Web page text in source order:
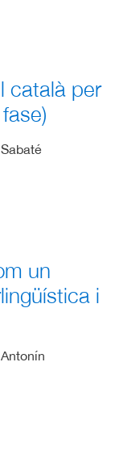
català per
un
i